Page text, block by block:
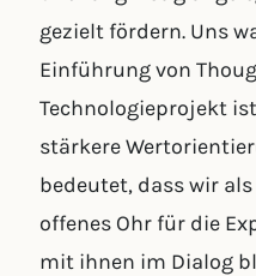
gezielt fördern. Uns
Einführung von
Technologieprojekt
stärkere
bedeutet, dass wir
offenes Ohr für die
mit ihnen im Dialog